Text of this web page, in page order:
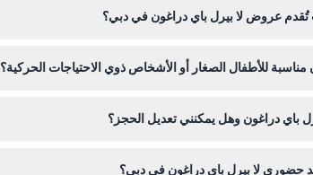
تُقدم عروض لا بيرل باي دراغون في دبي؟
مناسبة للأطفال الصغار أو الأشخاص ذوي الاحتياجات الحركية؟
باي دراغون وهل يمكنني تعديل الحجز؟
حضوري لا بيرل باي دراغون في دبي؟